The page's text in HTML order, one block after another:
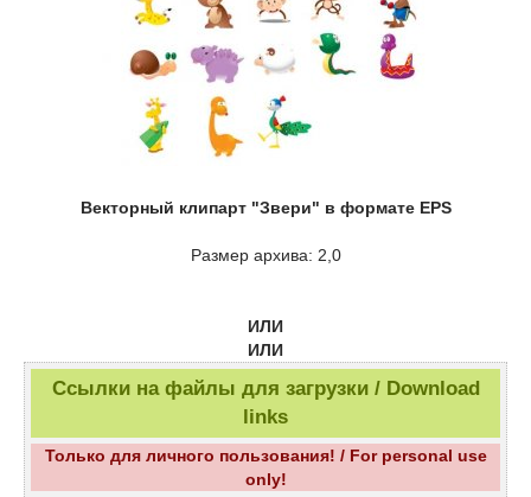
Векторный клипарт "Звери" в формате EPS
Размер архива: 2,0
ИЛИ
ИЛИ
Ссылки на файлы для загрузки / Download
links
Только для личного пользования! / For personal use
only!